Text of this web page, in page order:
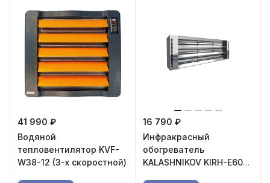
41 990 ₽
Водяной
тепловентилятор KVF-
W38-12 (3-х скоростной)
16 790 ₽
Инфракрасный
обогреватель
KALASHNIKOV KIRH-E60T-